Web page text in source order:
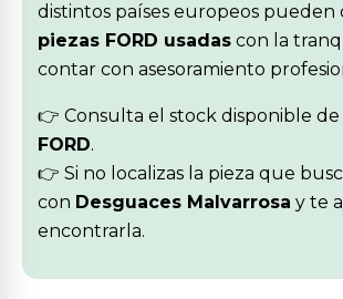
distintos países europeos pueden
piezas FORD usadas con la
contar con asesoramiento
👉 Consulta el stock disponible
FORD.
👉 Si no localizas la pieza que
con Desguaces Malvarrosa y te
encontrarla.